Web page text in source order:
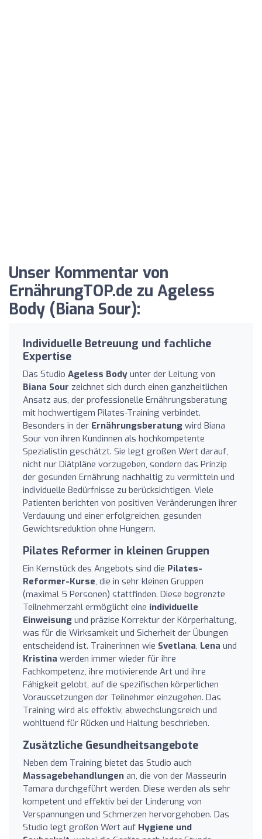
Unser Kommentar von
ErnährungTOP.de zu Ageless
Body (Biana Sour):
Individuelle Betreuung und fachliche
Expertise
Das Studio Ageless Body unter der Leitung von
Biana Sour zeichnet sich durch einen ganzheitlichen
Ansatz aus, der professionelle Ernährungsberatung
mit hochwertigem Pilates-Training verbindet.
Besonders in der Ernährungsberatung wird Biana
Sour von ihren Kundinnen als hochkompetente
Spezialistin geschätzt. Sie legt großen Wert darauf,
nicht nur Diätpläne vorzugeben, sondern das Prinzip
der gesunden Ernährung nachhaltig zu vermitteln und
individuelle Bedürfnisse zu berücksichtigen. Viele
Patienten berichten von positiven Veränderungen ihrer
Verdauung und einer erfolgreichen, gesunden
Gewichtsreduktion ohne Hungern.
Pilates Reformer in kleinen Gruppen
Ein Kernstück des Angebots sind die Pilates-
Reformer-Kurse, die in sehr kleinen Gruppen
(maximal 5 Personen) stattfinden. Diese begrenzte
Teilnehmerzahl ermöglicht eine individuelle
Einweisung und präzise Korrektur der Körperhaltung,
was für die Wirksamkeit und Sicherheit der Übungen
entscheidend ist. Trainerinnen wie Svetlana, Lena und
Kristina werden immer wieder für ihre
Fachkompetenz, ihre motivierende Art und ihre
Fähigkeit gelobt, auf die spezifischen körperlichen
Voraussetzungen der Teilnehmer einzugehen. Das
Training wird als effektiv, abwechslungsreich und
wohltuend für Rücken und Haltung beschrieben.
Zusätzliche Gesundheitsangebote
Neben dem Training bietet das Studio auch
Massagebehandlungen an, die von der Masseurin
Tamara durchgeführt werden. Diese werden als sehr
kompetent und effektiv bei der Linderung von
Verspannungen und Schmerzen hervorgehoben. Das
Studio legt großen Wert auf Hygiene und